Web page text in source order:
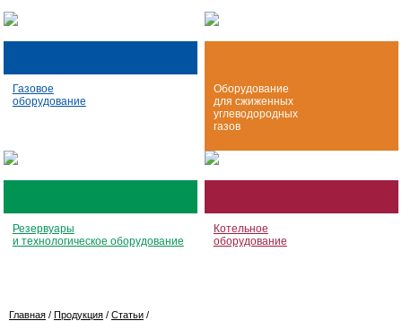
Газовое
оборудование
Оборудование
для сжиженных
углеводородных
газов
Резервуары
и технологическое оборудование
Котельное
оборудование
Главная / Продукция / Статьи /